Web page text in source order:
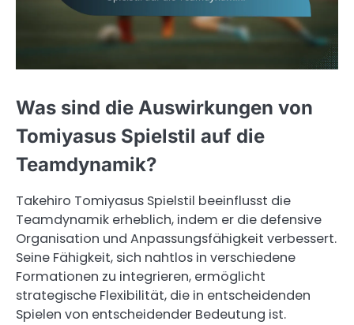
Was sind die Auswirkungen von
Tomiyasus Spielstil auf die
Teamdynamik?
Takehiro Tomiyasus Spielstil beeinflusst die
Teamdynamik erheblich, indem er die defensive
Organisation und Anpassungsfähigkeit verbessert.
Seine Fähigkeit, sich nahtlos in verschiedene
Formationen zu integrieren, ermöglicht
strategische Flexibilität, die in entscheidenden
Spielen von entscheidender Bedeutung ist.